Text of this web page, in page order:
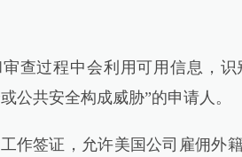
过程中会利用可用信息，识
公共安全构成威胁”的申请人。
签证，允许美国公司雇佣外